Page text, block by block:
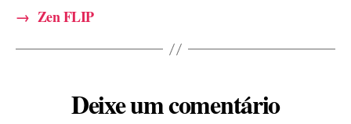
→ Zen FLIP
Deixe um comentário